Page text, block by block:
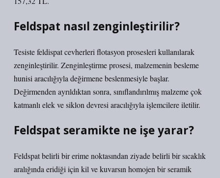
Feldspat nasıl zenginleştirilir?
Tesiste feldispat cevherleri flotasyon prosesleri kullanılarak
zenginleştirilir. Zenginleştirme prosesi, malzemenin besleme
hunisi aracılığıyla değirmene beslenmesiyle başlar.
Değirmenden ayrıldıktan sonra, sınıflandırılmış malzeme çok
katmanlı elek ve siklon devresi aracılığıyla işlemcilere iletilir.
Feldspat seramikte ne işe yarar?
Feldspat belirli bir erime noktasından ziyade belirli bir sıcaklık
aralığında eridiği için kil ve kuvarsın homojen bir seramik